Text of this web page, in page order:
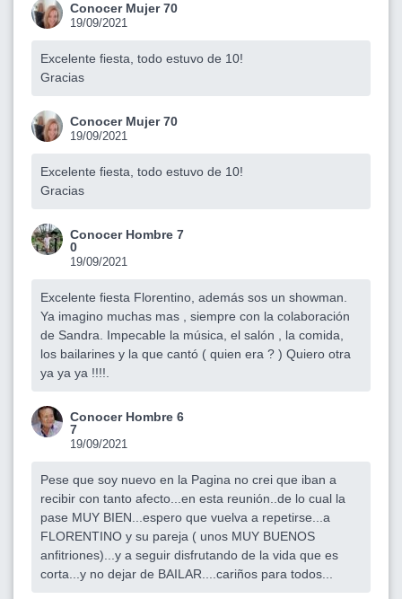
Conocer Mujer 70
19/09/2021
Excelente fiesta, todo estuvo de 10!
Gracias
Conocer Mujer 70
19/09/2021
Excelente fiesta, todo estuvo de 10!
Gracias
Conocer Hombre 7
0
19/09/2021
Excelente fiesta Florentino, además sos un showman.
Ya imagino muchas mas , siempre con la colaboración
de Sandra. Impecable la música, el salón , la comida,
los bailarines y la que cantó ( quien era ? ) Quiero otra
ya ya ya !!!!.
Conocer Hombre 6
7
19/09/2021
Pese que soy nuevo en la Pagina no crei que iban a
recibir con tanto afecto...en esta reunión..de lo cual la
pase MUY BIEN...espero que vuelva a repetirse...a
FLORENTINO y su pareja ( unos MUY BUENOS
anfitriones)...y a seguir disfrutando de la vida que es
corta...y no dejar de BAILAR....cariños para todos...